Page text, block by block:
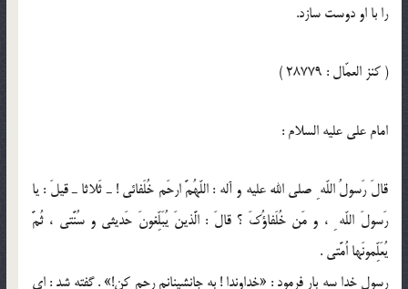
را با او دوست سازد.
( كنز العمّال : 28779 )
امام على عليه السلام :
قالَ رَسولُ اللّه ِ صلى الله عليه و آله : اللّهُمَّ ارحَم خُلَفائي ! ـ ثَلاثا ـ قيلَ : يا
رَسولَ اللّه ِ ، و مَن خُلَفاؤُكَ ؟ قالَ : الَّذينَ يُبَلِّغونَ حَديثي و سُنَّتي ، ثُمَّ
يُعَلِّمونَها اُمَّتي .
رسول خدا سه بار فرمود : «خداوندا ! به جانشينانم رحم كن!» . گفته شد : اى